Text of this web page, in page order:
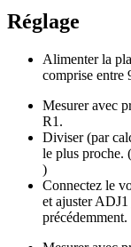
Réglage
Alimenter la
comprise entre
Mesurer avec
R1.
Diviser (par
le plus proche.
)
Connectez le
et ajuster
précédemment.